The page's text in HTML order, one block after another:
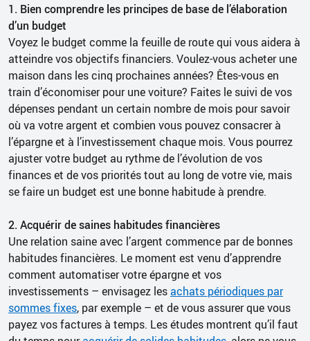
1. Bien comprendre les principes de base de l’élaboration
d’un budget
Voyez le budget comme la feuille de route qui vous aidera à
atteindre vos objectifs financiers. Voulez-vous acheter une
maison dans les cinq prochaines années? Êtes-vous en
train d’économiser pour une voiture? Faites le suivi de vos
dépenses pendant un certain nombre de mois pour savoir
où va votre argent et combien vous pouvez consacrer à
l’épargne et à l’investissement chaque mois. Vous pourrez
ajuster votre budget au rythme de l’évolution de vos
finances et de vos priorités tout au long de votre vie, mais
se faire un budget est une bonne habitude à prendre.
2. Acquérir de saines habitudes financières
Une relation saine avec l’argent commence par de bonnes
habitudes financières. Le moment est venu d’apprendre
comment automatiser votre épargne et vos
investissements – envisagez lesachats périodiques par
sommes fixes, par exemple – et de vous assurer que vous
payez vos factures à temps. Les études montrent qu’il faut